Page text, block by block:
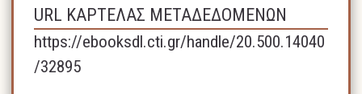
URL ΚΑΡΤΕΛΑΣ ΜΕΤΑΔΕΔΟΜΕΝΩΝ
https://ebooksdl.cti.gr/handle/20.500.14040
/32895